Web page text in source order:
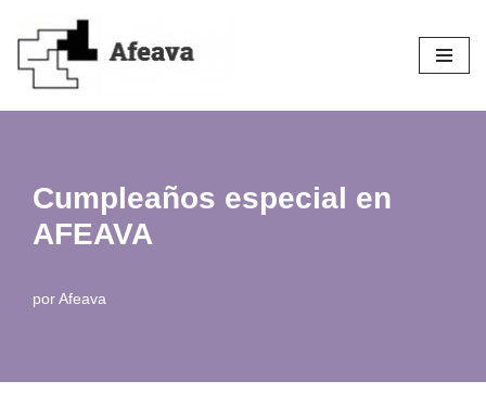
Saltar
Cumpleaños especial en
AFEAVA
porAfeava